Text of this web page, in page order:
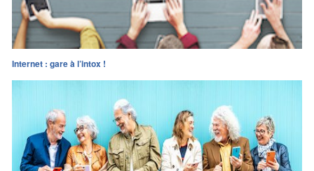
Internet : gare à l’intox !